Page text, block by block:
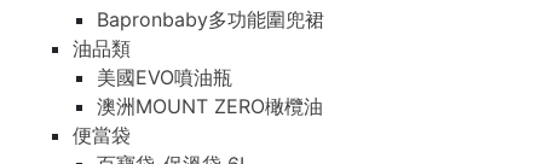
Bapronbaby多功能圍兜裙
油品類
美國EVO噴油瓶
澳洲MOUNT ZERO橄欖油
便當袋